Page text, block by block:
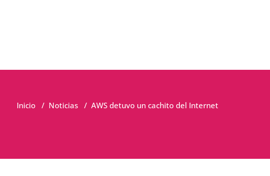
Inicio / Noticias / AWS detuvo un cachito del Internet